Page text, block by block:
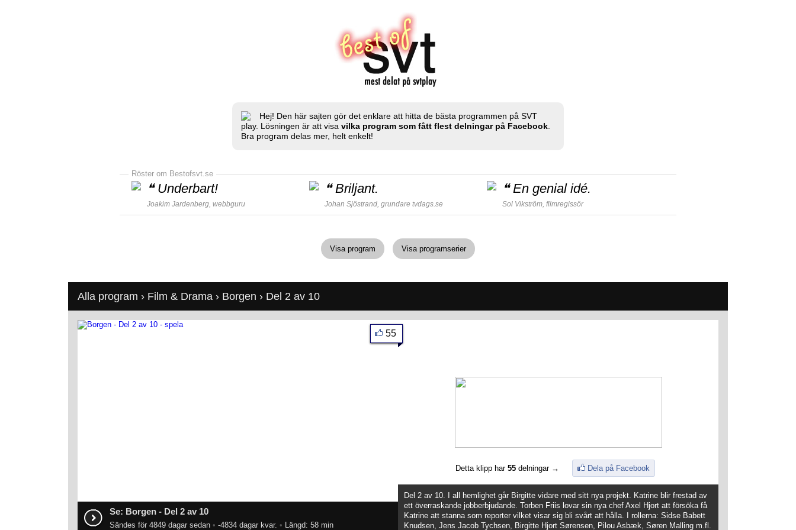
Hej! Den här sajten gör det enklare att hitta de bästa programmen på SVT
play. Lösningen är att visa vilka program som fått flest delningar på Facebook
Bra program delas mer, helt enkelt!
Röster om Bestofsvt.se
❝ Underbart!
Joakim Jardenberg, webbguru
❝Briljant.
Johan Sjöstrand, grundare tvdags.se
❝En genial idé.
Sol Vikström, filmregissör
Visa program Visa programserier
Alla program › Film & Drama › Borgen › Del 2 av 10
Se: Borgen - Del 2 av 10
Sändes för 4849 dagar sedan • -4834 dagar kvar. • Längd: 58 min
55
Detta klipp har 55 delningar → Dela på Facebook
Del 2 av 10. I all hemlighet går Birgitte vidare med sitt nya projekt. Katrine blir frestad av
ett överraskande jobberbjudande. Torben Friis lovar sin nya chef Axel Hjort att försöka få
Katrine att stanna som reporter vilket visar sig bli svårt att hålla. I rollerna: Sidse Babett
Knudsen, Jens Jacob Tychsen, Birgitte Hjort Sørensen, Pilou Asbæk, Søren Malling m.fl.